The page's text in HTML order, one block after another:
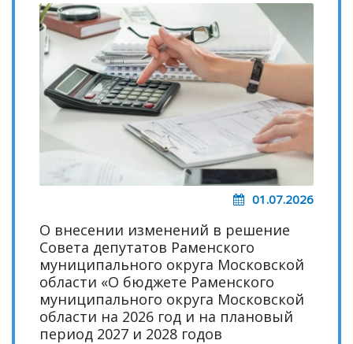
01.07.2026
О внесении изменений в решение
Совета депутатов Раменского
муниципального округа Московской
области «О бюджете Раменского
муниципального округа Московской
области на 2026 год и на плановый
период 2027 и 2028 годов